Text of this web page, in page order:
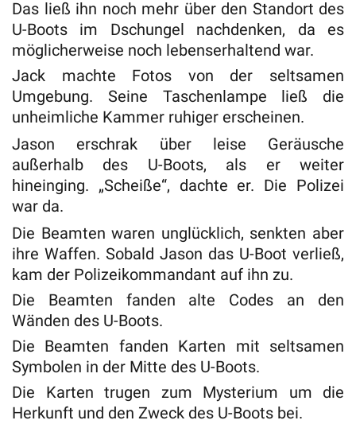
Das ließ ihn noch mehr über den Standort des
U-Boots im Dschungel nachdenken, da es
möglicherweise noch lebenserhaltend war.
Jack machte Fotos von der seltsamen
Umgebung. Seine Taschenlampe ließ die
unheimliche Kammer ruhiger erscheinen.
Jason erschrak über leise Geräusche
außerhalb des U-Boots, als er weiter
hineinging. „Scheiße“, dachte er. Die Polizei
war da.
Die Beamten waren unglücklich, senkten aber
ihre Waffen. Sobald Jason das U-Boot verließ,
kam der Polizeikommandant auf ihn zu.
Die Beamten fanden alte Codes an den
Wänden des U-Boots.
Die Beamten fanden Karten mit seltsamen
Symbolen in der Mitte des U-Boots.
Die Karten trugen zum Mysterium um die
Herkunft und den Zweck des U-Boots bei.